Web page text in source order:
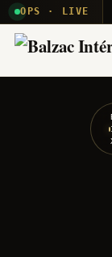
OPS · LIVE
— agent dispatché